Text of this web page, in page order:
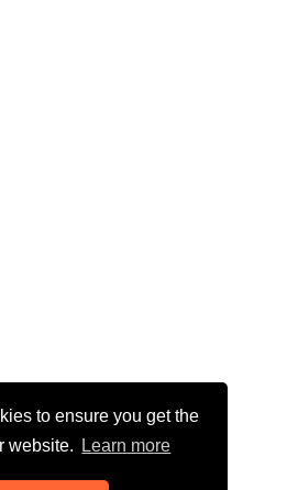
to ensure you get the
website.
Learn more